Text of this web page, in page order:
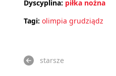
Dyscyplina: piłka nożna
Tagi: olimpia grudziądz
starsze